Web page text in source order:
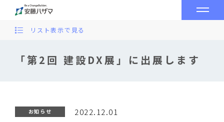
「第2回 建設DX展」に出展します
リスト表示で見る
お知らせ 2022.12.01